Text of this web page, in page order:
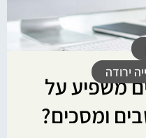
ירודה
משפיע על
ומסכים?